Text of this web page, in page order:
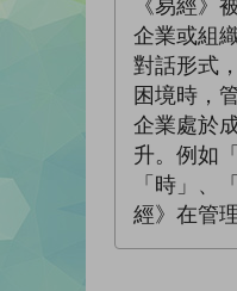
《易經》
企業或組
對話形式
困境時，
企業處於
升。例如
「時」、
經》在管